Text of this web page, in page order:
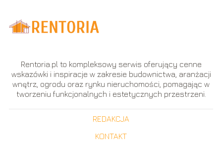
Rentoria.pl to kompleksowy serwis oferujący cenne
wskazówki i inspiracje w zakresie budownictwa, aranżacji
wnętrz, ogrodu oraz rynku nieruchomości, pomagając w
tworzeniu funkcjonalnych i estetycznych przestrzeni.
REDAKCJA
KONTAKT